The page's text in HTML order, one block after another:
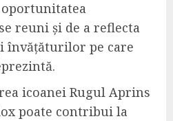
reuni și de a reflecta
învățăturilor pe care
icoanei Rugul Aprins
poate contribui la